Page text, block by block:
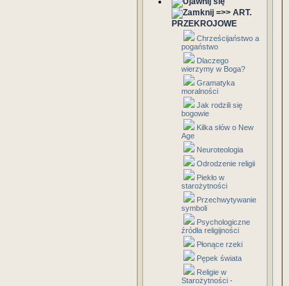
=>> ART.
PRZEKROJOWE
Chrześcijaństwo a
pogaństwo
Dlaczego
wierzymy w Boga?
Gramatyka
moralności
Jak rodzili się
bogowie
Kilka słów o New
Age
Neuroteologia
Odrodzenie religii
Piekło w
starożytności
Przechwytywanie
symboli
Psychologiczne
źródła religijności
Płonące rzeki
Pępek świata
Religie w
Starożytności -